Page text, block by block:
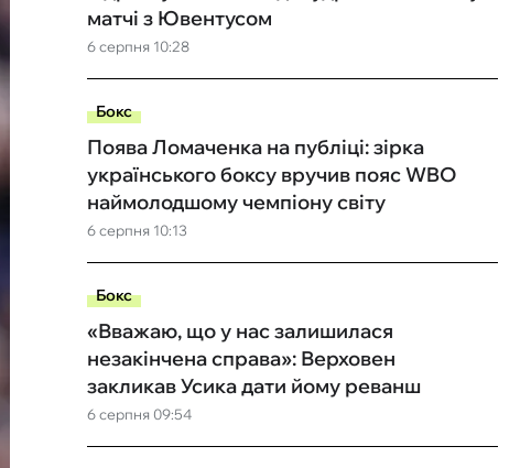
6 серпня 10:28
матчі з Ювентусом
Бокс
6 серпня 10:13
Поява Ломаченка на публіці: зірка
українського боксу вручив пояс WBO
наймолодшому чемпіону світу
Бокс
6 серпня 09:54
«Вважаю, що у нас залишилася
незакінчена справа»: Верховен
закликав Усика дати йому реванш